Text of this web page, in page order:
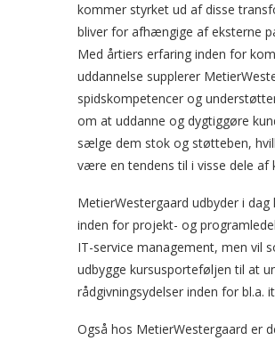
kommer styrket ud af disse
bliver for afhængige af eksterne
Med årtiers erfaring inden for
uddannelse supplerer
spidskompetencer og
om at uddanne og dygtiggøre
sælge dem stok og støtteben,
være en tendens til i visse dele af
MetierWestergaard udbyder i
inden for projekt- og
IT-service management, men vil
udbygge kursusporteføljen til at
rådgivningsydelser inden for bl.a.
Også hos MetierWestergaard er